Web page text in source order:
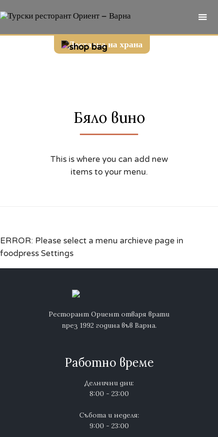
Доставка на храна
Бяло вино
This is where you can add new
items to your menu.
ERROR: Please select a menu archieve page in
foodpress Settings
Ресторант Ориент отваря врати
през 1992 година във Варна.
Работно време
Делнични дни:
8:00 - 23:00
Събота и неделя:
9:00 - 23:00